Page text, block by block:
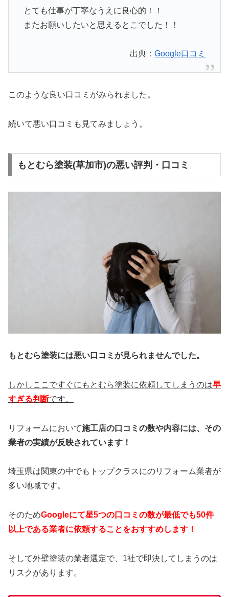
とても仕事が丁寧なうえに良心的！！
またお願いしたいと思えるとこでした！！
出典：Google口コミ
このような良い口コミがみられました。
続いて悪い口コミも見てみましょう。
もとむら塗装(草加市)の悪い評判・口コミ
もとむら塗装には悪い口コミが見られませんでした。
しかしここですぐにもとむら塗装に依頼してしまうのは早
すぎる判断です。
リフォームにおいて施工店の口コミの数や内容には、その
業者の実績が反映されています！
埼玉県は関東の中でもトップクラスにのリフォーム業者が
多い地域です。
そのためGoogleにて星5つの口コミの数が最低でも50件
以上である業者に依頼することをおすすめします！
そして外壁塗装の業者選定で、1社で即決してしまうのは
リスクがあります。